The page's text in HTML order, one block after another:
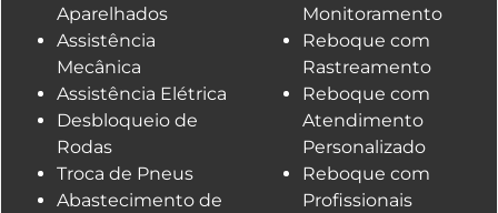
Aparelhados
Assistência
Mecânica
Assistência Elétrica
Desbloqueio de
Rodas
Troca de Pneus
Abastecimento de
Monitoramento
Reboque com
Rastreamento
Reboque com
Atendimento
Personalizado
Reboque com
Profissionais